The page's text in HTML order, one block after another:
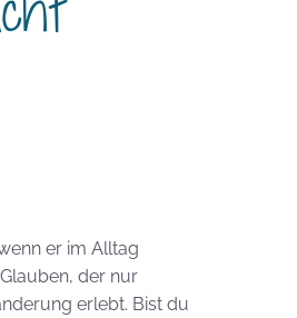
er im Alltag
der nur
erlebt. Bist du